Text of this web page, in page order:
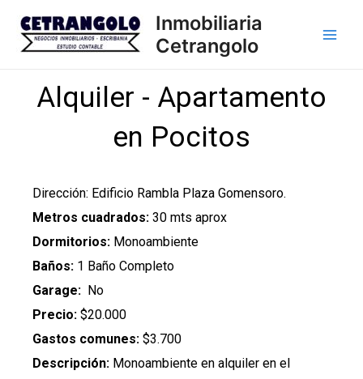
content
Inmobiliaria
Cetrangolo
Alquiler - Apartamento
en Pocitos
Dirección: Edificio Rambla Plaza Gomensoro.
Metros cuadrados: 30 mts aprox
Dormitorios: Monoambiente
Baños: 1 Baño Completo
Garage: No
Precio: $20.000
Gastos comunes: $3.700
Descripción: Monoambiente en alquiler en el